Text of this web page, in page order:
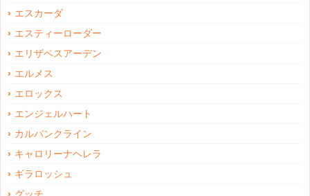
エスカーダ
エスティーローダー
エリザベスアーデン
エルメス
エロックス
エンジェルハート
カルバンクライン
キャロリーナヘレラ
ギラロッシュ